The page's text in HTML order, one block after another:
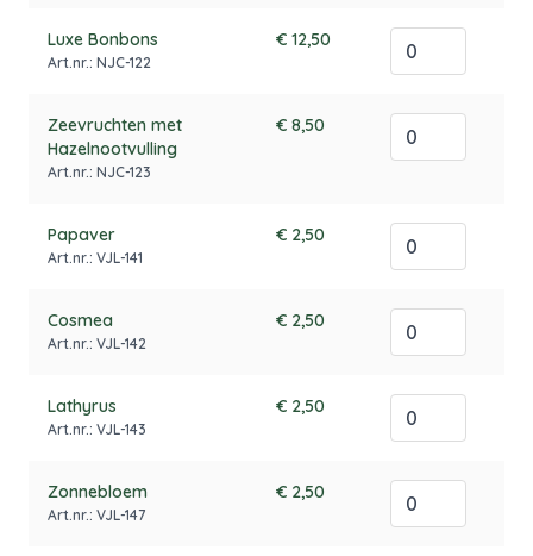
Luxe Bonbons
Art.nr.: NJC-122
€ 12,50
Zeevruchten met
Hazelnootvulling
Art.nr.: NJC-123
€ 8,50
Papaver
Art.nr.: VJL-141
€ 2,50
Cosmea
Art.nr.: VJL-142
€ 2,50
Lathyrus
Art.nr.: VJL-143
€ 2,50
Zonnebloem
Art.nr.: VJL-147
€ 2,50